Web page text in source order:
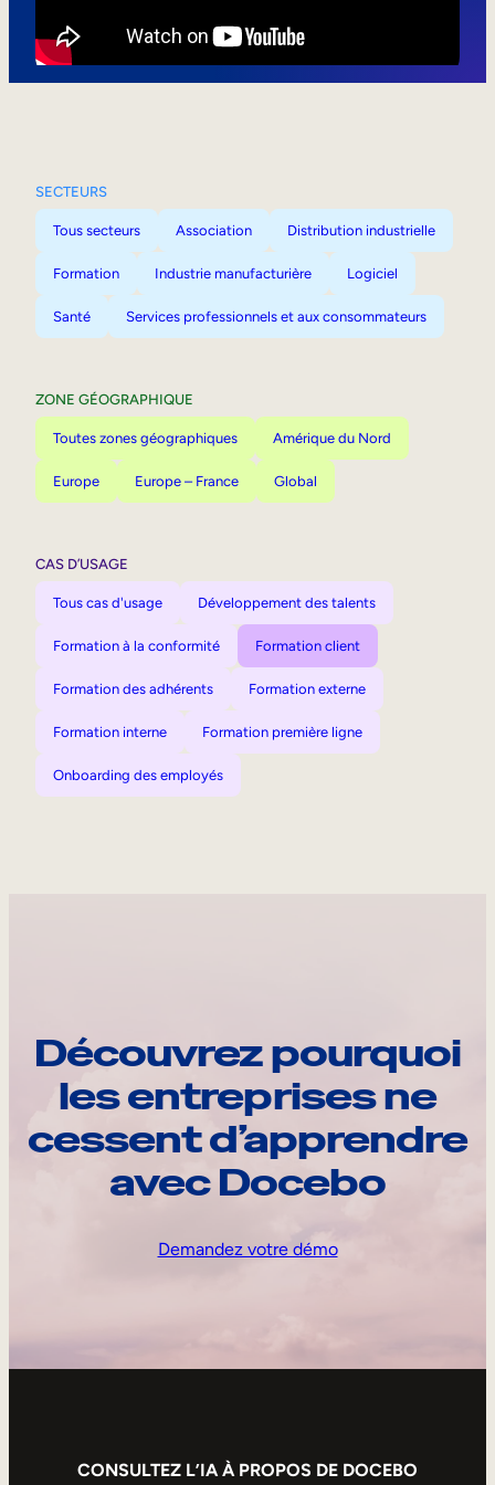
SECTEURS
Tous secteurs Association Distribution industrielle
Formation Industrie manufacturière Logiciel
Santé Services professionnels et aux consommateurs
ZONE GÉOGRAPHIQUE
Toutes zones géographiques Amérique du Nord
Europe Europe – France Global
CAS D’USAGE
Tous cas d'usage Développement des talents
Formation à la conformité Formation client
Formation des adhérents Formation externe
Formation interne Formation première ligne
Onboarding des employés
Découvrez pourquoi
les entreprises ne
cessent d’apprendre
avec Docebo
Demandez votre démo
CONSULTEZ L’IA À PROPOS DE DOCEBO